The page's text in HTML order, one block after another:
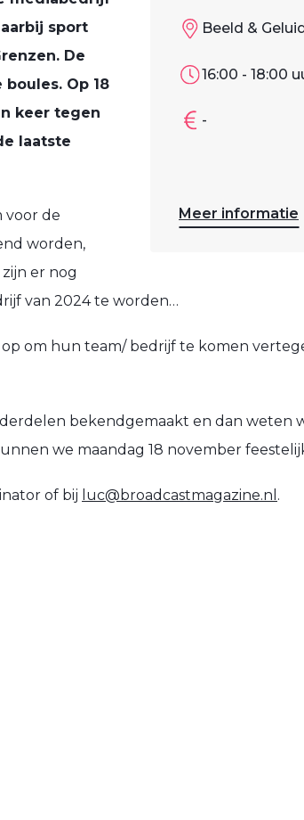
Beeld &
16:00 - 18:00
-
Meer informatie
sport
De
boules. Op 18
keer tegen
laatste
voor de
worden,
er nog
van 2024 te worden…
om hun team/ bedrijf te komen
bekendgemaakt en dan weten
we maandag 18 november
of bij luc@broadcastmagazine.nl .